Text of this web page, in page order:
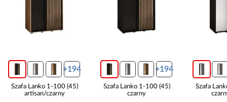
+194
Szafa Lanko 1-100 (45)
artisan/czarny
+194
Szafa Lanko 1-100 (45)
czarny
Szafa